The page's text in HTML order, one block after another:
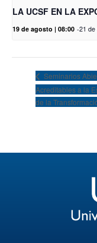
LA UCSF EN LA
19 de agosto | 08:00 -21 de
Seminarios
Acreditables a la
de la